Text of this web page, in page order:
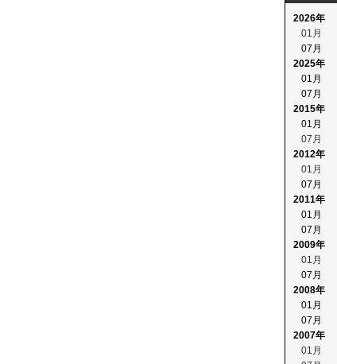
2026年
01月
07月
2025年
01月
07月
2015年
01月
07月
2012年
01月
07月
2011年
01月
07月
2009年
01月
07月
2008年
01月
07月
2007年
01月